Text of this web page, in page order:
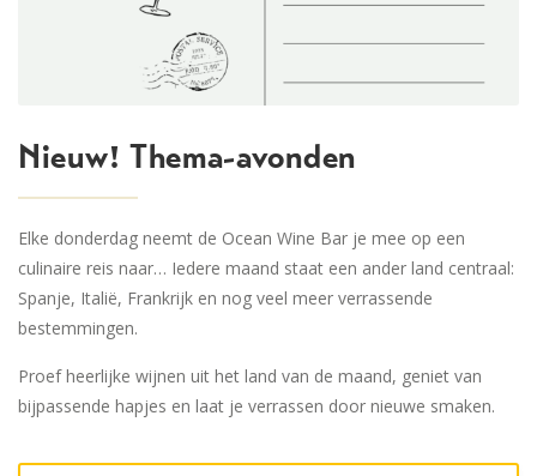
Nieuw! Thema-avonden
Elke donderdag neemt de Ocean Wine Bar je mee op een
culinaire reis naar… Iedere maand staat een ander land centraal:
Spanje, Italië, Frankrijk en nog veel meer verrassende
bestemmingen.
Proef heerlijke wijnen uit het land van de maand, geniet van
bijpassende hapjes en laat je verrassen door nieuwe smaken.